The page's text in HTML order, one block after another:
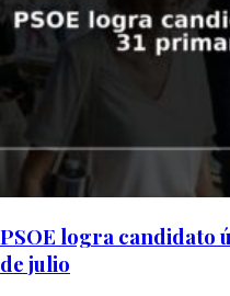
PSOE logra candidato
de julio